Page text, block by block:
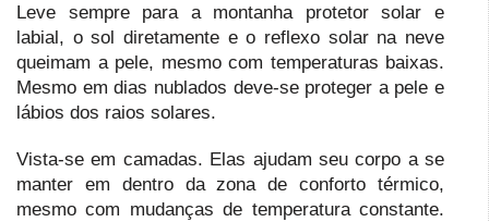
Leve sempre para a montanha protetor solar e
labial, o sol diretamente e o reflexo solar na neve
queimam a pele, mesmo com temperaturas baixas.
Mesmo em dias nublados deve-se proteger a pele e
lábios dos raios solares.
Vista-se em camadas. Elas ajudam seu corpo a se
manter em dentro da zona de conforto térmico,
mesmo com mudanças de temperatura constante.